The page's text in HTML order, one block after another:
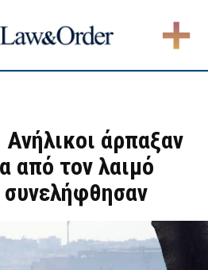
άρπαξαν
από τον λαιμό
συνελήφθησαν